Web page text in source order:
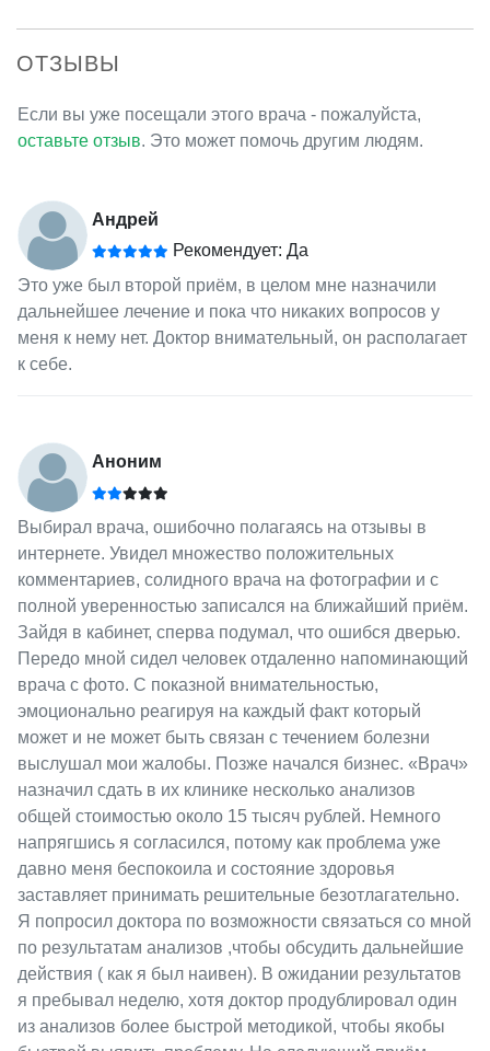
ОТЗЫВЫ
Если вы уже посещали этого врача - пожалуйста,
оставьте отзыв. Это может помочь другим людям.
Андрей
Рекомендует: Да
Это уже был второй приём, в целом мне назначили
дальнейшее лечение и пока что никаких вопросов у
меня к нему нет. Доктор внимательный, он располагает
к себе.
Аноним
Выбирал врача, ошибочно полагаясь на отзывы в
интернете. Увидел множество положительных
комментариев, солидного врача на фотографии и с
полной уверенностью записался на ближайший приём.
Зайдя в кабинет, сперва подумал, что ошибся дверью.
Передо мной сидел человек отдаленно напоминающий
врача с фото. С показной внимательностью,
эмоционально реагируя на каждый факт который
может и не может быть связан с течением болезни
выслушал мои жалобы. Позже начался бизнес. «Врач»
назначил сдать в их клинике несколько анализов
общей стоимостью около 15 тысяч рублей. Немного
напрягшись я согласился, потому как проблема уже
давно меня беспокоила и состояние здоровья
заставляет принимать решительные безотлагательно.
Я попросил доктора по возможности связаться со мной
по результатам анализов ,чтобы обсудить дальнейшие
действия ( как я был наивен). В ожидании результатов
я пребывал неделю, хотя доктор продублировал один
из анализов более быстрой методикой, чтобы якобы